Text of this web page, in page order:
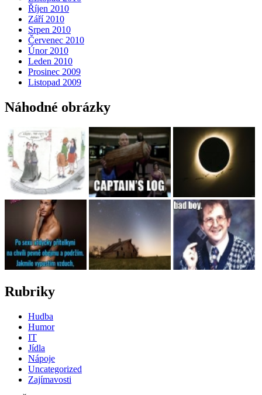
Říjen 2010
Září 2010
Srpen 2010
Červenec 2010
Únor 2010
Leden 2010
Prosinec 2009
Listopad 2009
Náhodné obrázky
Rubriky
Hudba
Humor
IT
Jídla
Nápoje
Uncategorized
Zajímavosti